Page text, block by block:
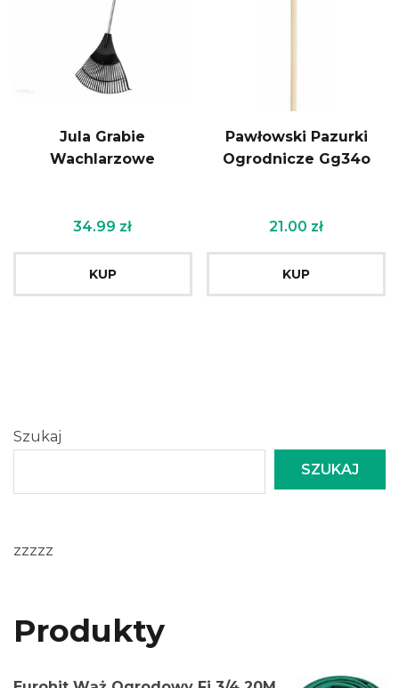
Jula Grabie
Wachlarzowe
34.99 zł
KUP
Pawłowski Pazurki
Ogrodnicze Gg34o
21.00 zł
KUP
Szukaj
SZUKAJ
zzzzz
Produkty